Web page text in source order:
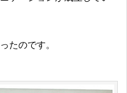
たのです。